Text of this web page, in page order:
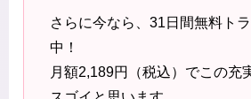
さらに今なら、31日間無料ト
中！
月額2,189円（税込）でこの充